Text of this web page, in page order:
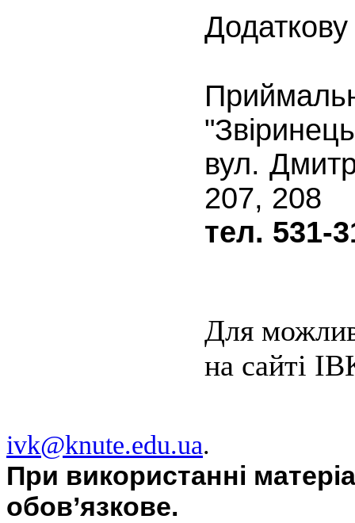
вул.
207, 208
тел. 531-
Для
на сайті
ivk@knute.edu.ua.
При використанні
обов’язкове.